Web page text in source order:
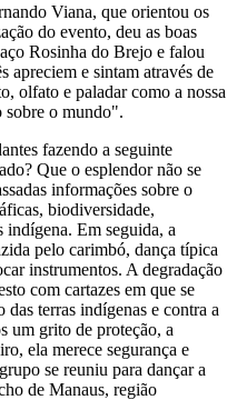
Viana, que orientou os
do evento, deu as boas
Rosinha do Brejo e falou
apreciem e sintam através de
olfato e paladar como a nossa
sobre o mundo".
fazendo a seguinte
Que o esplendor não se
informações sobre o
biodiversidade,
indígena. Em seguida, a
pelo carimbó, dança típica
instrumentos. A degradação
com cartazes em que se
das terras indígenas e contra a
um grito de proteção, a
ela merece segurança e
se reuniu para dançar a
de Manaus, região